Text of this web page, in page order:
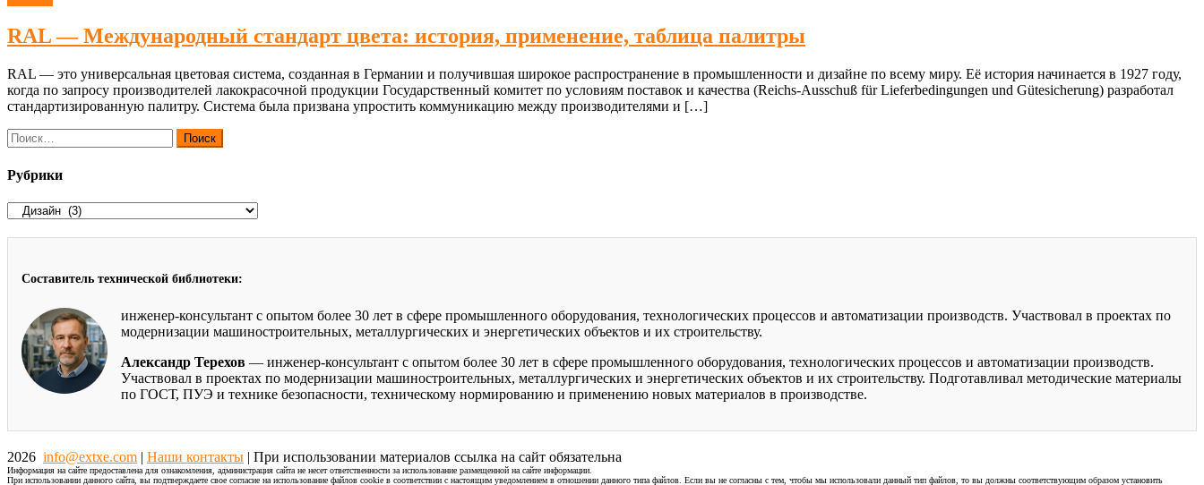
RAL — Международный стандарт цвета: история, применение, таблица палитры
RAL — это универсальная цветовая система, созданная в Германии и получившая широкое распространение в промышленности и дизайне по всему миру. Её история начинается в 1927 году,
когда по запросу производителей лакокрасочной продукции Государственный комитет по условиям поставок и качества (Reichs-Ausschuß für Lieferbedingungen und Gütesicherung) разработал
стандартизированную палитру. Система была призвана упростить коммуникацию между производителями и […]
Найти:
Рубрики
Рубрики
Составитель технической библиотеки:
инженер-консультант с опытом более 30 лет в сфере промышленного оборудования, технологических процессов и автоматизации производств. Участвовал в проектах по
модернизации машиностроительных, металлургических и энергетических объектов и их строительству.
Александр Терехов — инженер-консультант с опытом более 30 лет в сфере промышленного оборудования, технологических процессов и автоматизации производств.
Участвовал в проектах по модернизации машиностроительных, металлургических и энергетических объектов и их строительству. Подготавливал методические материалы
по ГОСТ, ПУЭ и технике безопасности, техническому нормированию и применению новых материалов в производстве.
2026 info@extxe.com | Наши контакты | При использовании материалов ссылка на сайт обязательна
Информация на сайте предоставлена для ознакомления, администрация сайта не несет ответственности за использование размещенной на сайте информации.
При использовании данного сайта, вы подтверждаете свое согласие на использование файлов cookie в соответствии с настоящим уведомлением в отношении данного типа файлов. Если вы не согласны с тем, чтобы мы использовали данный тип файлов, то вы должны соответствующим образом установить